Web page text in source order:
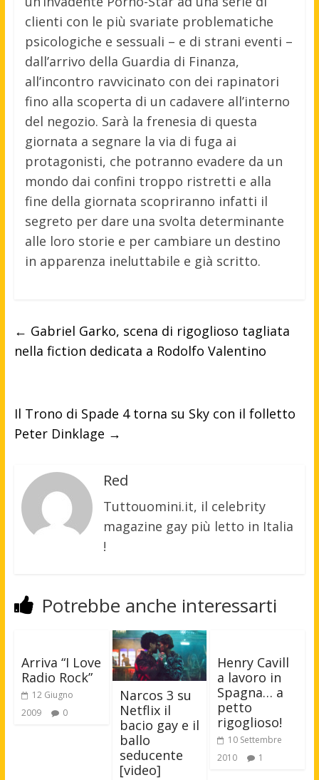
clienti con le più svariate problematiche
psicologiche e sessuali – e di strani eventi –
dall’arrivo della Guardia di Finanza,
all’incontro ravvicinato con dei rapinatori
fino alla scoperta di un cadavere all’interno
del negozio. Sarà la frenesia di questa
giornata a segnare la via di fuga ai
protagonisti, che potranno evadere da un
mondo dai confini troppo ristretti e alla
fine della giornata scopriranno infatti il
segreto per dare una svolta determinante
alle loro storie e per cambiare un destino
in apparenza ineluttabile e già scritto.
← Gabriel Garko, scena di rigoglioso tagliata
nella fiction dedicata a Rodolfo Valentino
Il Trono di Spade 4 torna su Sky con il folletto
Peter Dinklage →
Red
Tuttouomini.it, il celebrity
magazine gay più letto in Italia
!
Potrebbe anche interessarti
Arriva “I Love
Radio Rock”
12 Giugno
2009
0
Narcos 3 su
Netflix il
bacio gay e il
ballo
seducente
[video]
Henry Cavill
a lavoro in
Spagna… a
petto
rigoglioso!
10 Settembre
2010
1